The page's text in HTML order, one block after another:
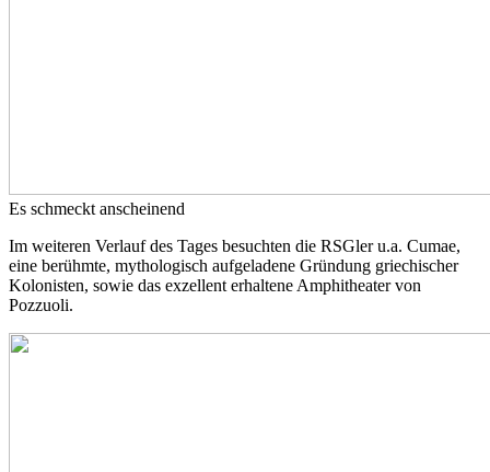
Es schmeckt anscheinend
Im weiteren Verlauf des Tages besuchten die RSGler u.a. Cumae,
eine berühmte, mythologisch aufgeladene Gründung griechischer
Kolonisten, sowie das exzellent erhaltene Amphitheater von
Pozzuoli.